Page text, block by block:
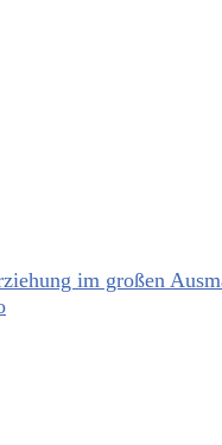
im großen